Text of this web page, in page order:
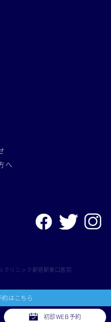
約はこちら
初診WEB予約
へ
クリニック新宿駅東口医院